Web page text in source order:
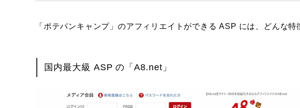
「ポテパンキャンプ」のアフィリエイトができる ASP には、どんな特
国内最大級 ASP の「A8.net」